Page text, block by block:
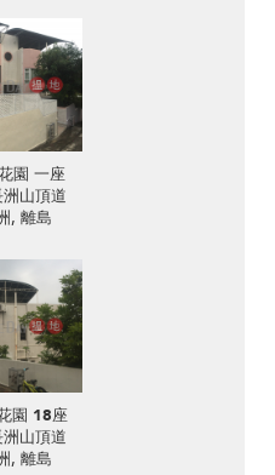
園 一座
山頂道
, 離島
園 18座
山頂道
, 離島